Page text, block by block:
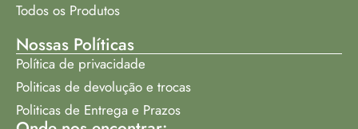
Todos os Produtos
Nossas Políticas
Política de privacidade
Politicas de devolução e trocas
Politicas de Entrega e Prazos